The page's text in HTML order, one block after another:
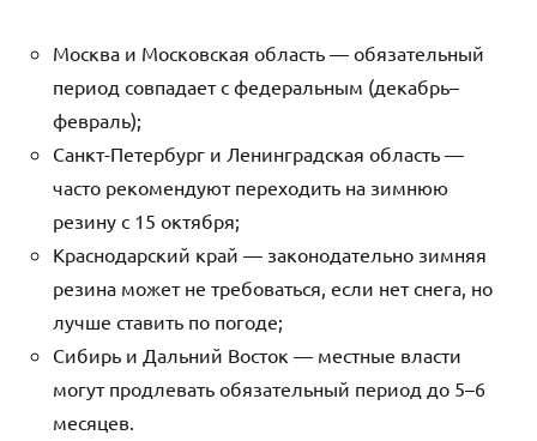
Москва и Московская область — обязательный
период совпадает с федеральным (декабрь–
февраль);
Санкт-Петербург и Ленинградская область —
часто рекомендуют переходить на зимнюю
резину с 15 октября;
Краснодарский край — законодательно зимняя
резина может не требоваться, если нет снега, но
лучше ставить по погоде;
Сибирь и Дальний Восток — местные власти
могут продлевать обязательный период до 5–6
месяцев.